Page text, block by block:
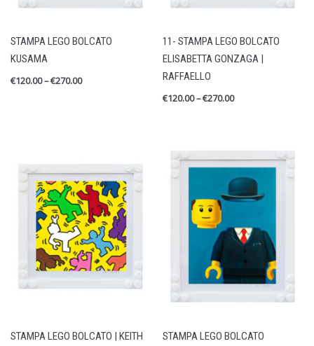
STAMPA LEGO BOLCATO
KUSAMA
€120.00–€270.00
11- STAMPA LEGO BOLCATO
ELISABETTA GONZAGA |
RAFFAELLO
€120.00–€270.00
STAMPA LEGO BOLCATO | KEITH
STAMPA LEGO BOLCATO